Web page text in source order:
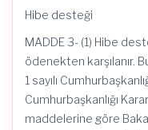
Hibe desteği
MADDE 3- (1) Hibe
ödenekten karşılanır.
1 sayılı
Cumhurbaşkanlığı
maddelerine göre